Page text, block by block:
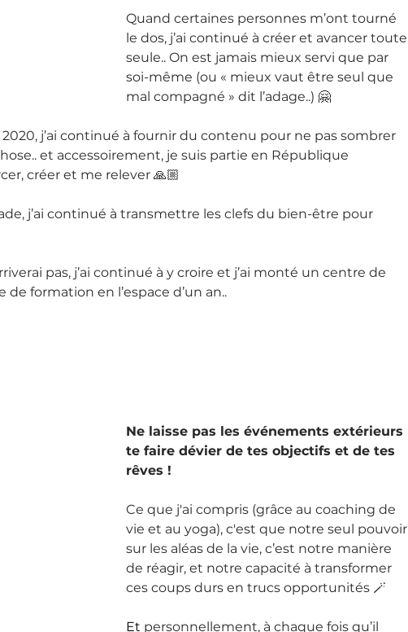
Quand certaines personnes m’ont tourné
le dos, j’ai continué à créer et avancer toute
seule.. On est jamais mieux servi que par
soi-même (ou « mieux vaut être seul que
mal compagné » dit l’adage..) 🤗
j’ai continué à fournir du contenu pour ne pas sombrer
et accessoirement, je suis partie en République
créer et me relever 🙏🏼
j’ai continué à transmettre les clefs du bien-être pour
pas, j’ai continué à y croire et j’ai monté un centre de
formation en l’espace d’un an..
Ne laisse pas les événements extérieurs
te faire dévier de tes objectifs et de tes
rêves !
Ce que j'ai compris (grâce au coaching de
vie et au yoga), c'est que notre seul pouvoir
sur les aléas de la vie, c’est notre manière
de réagir, et notre capacité à transformer
ces coups durs en trucs opportunités 🪄
Et personnellement, à chaque fois qu’il